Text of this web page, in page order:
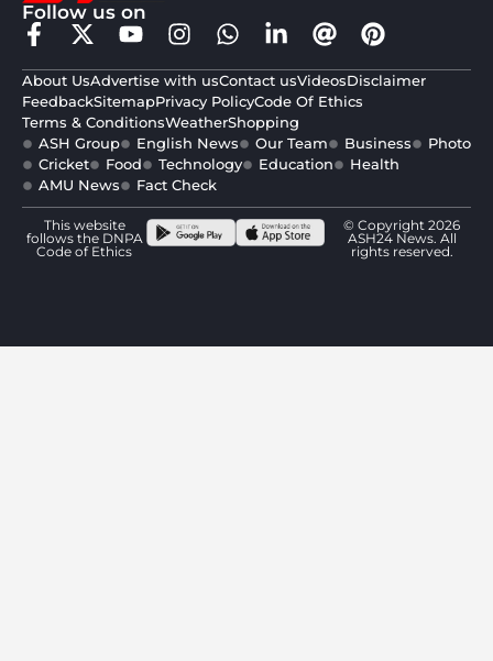
Follow us on
About UsAdvertise with usContact usVideosDisclaimer
FeedbackSitemapPrivacy PolicyCode Of Ethics
Terms & ConditionsWeatherShopping
ASH Group
English News Our Team Business
Photo
Cricket
Food Technology Education
Health
AMU News
Fact Check
This website
follows the DNPA
Code of Ethics
© Copyright 2026
ASH24 News. All
rights reserved.